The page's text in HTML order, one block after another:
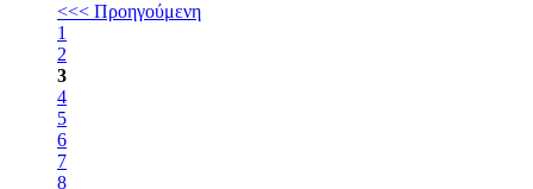
<<< Προηγούμενη
1
2
3
4
5
6
7
8